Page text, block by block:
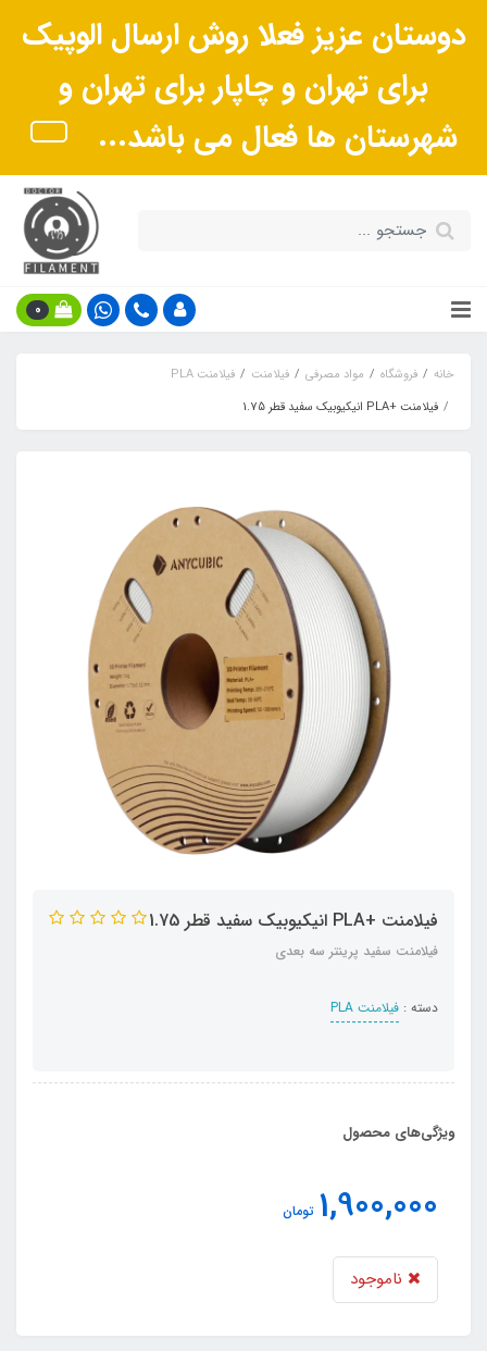
دوستان عزیز فعلا روش ارسال الوپیک
برای تهران و چاپار برای تهران و
شهرستان ها فعال می باشد...
0
خانه فروشگاه مواد مصرفی فیلامنت
فیلامنت PLA
فیلامنت +PLA انیکیوبیک سفید قطر 1.75
فیلامنت +PLA انیکیوبیک سفید قطر 1.75
فیلامنت سفید پرینتر سه بعدی
دسته : فیلامنت PLA
ویژگی‌های محصول
1,900,000 تومان
ناموجود